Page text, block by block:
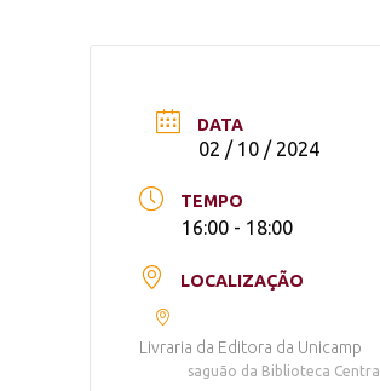
DATA
02 / 10 / 2024
TEMPO
16:00 - 18:00
LOCALIZAÇÃO
Livraria da Editora da Unicamp
saguão da Biblioteca Central